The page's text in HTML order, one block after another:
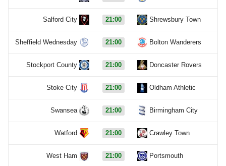
Salford City 21:00 Shrewsbury Town
Sheffield Wednesday 21:00 Bolton Wanderers
Stockport County 21:00 Doncaster Rovers
Stoke City 21:00 Oldham Athletic
Swansea 21:00 Birmingham City
Watford 21:00 Crawley Town
West Ham 21:00 Portsmouth